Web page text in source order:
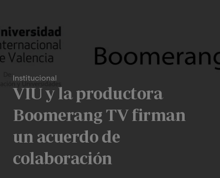
Institucional
VIU y la productora
Boomerang TV firman
un acuerdo de
colaboración